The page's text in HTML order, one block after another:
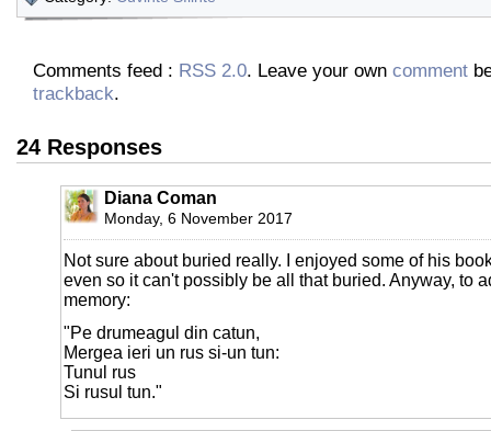
Comments feed : RSS 2.0. Leave your own comment
trackback.
24 Responses
Diana Coman
Monday, 6 November 2017
Not sure about buried really. I enjoyed some of his
even so it can't possibly be all that buried. Anyway, to
memory:
"Pe drumeagul din catun,
Mergea ieri un rus si-un tun:
Tunul rus
Si rusul tun."